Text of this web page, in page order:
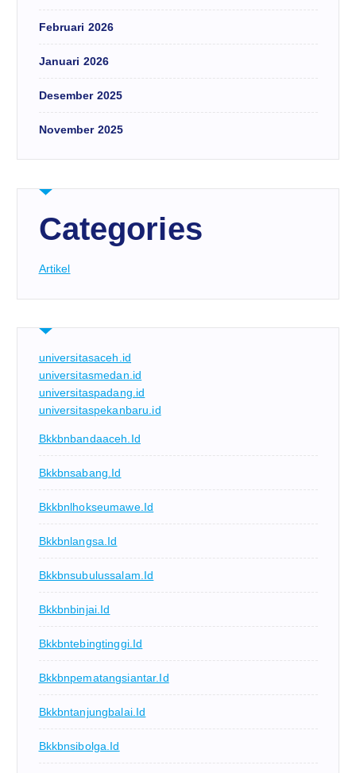
Februari 2026
Januari 2026
Desember 2025
November 2025
Categories
Artikel
universitasaceh.id
universitasmedan.id
universitaspadang.id
universitaspekanbaru.id
Bkkbnbandaaceh.id
Bkkbnsabang.id
Bkkbnlhokseumawe.id
Bkkbnlangsa.id
Bkkbnsubulussalam.id
Bkkbnbinjai.id
Bkkbntebingtinggi.id
Bkkbnpematangsiantar.id
Bkkbntanjungbalai.id
Bkkbnsibolga.id